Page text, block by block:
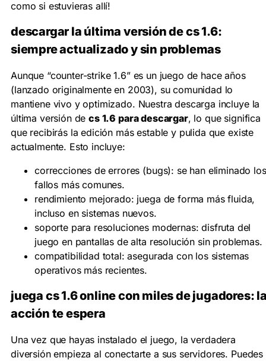
como si estuvieras allí!
descargar la última versión de cs 1.6:
siempre actualizado y sin problemas
Aunque “counter-strike 1.6” es un juego de hace años
(lanzado originalmente en 2003), su comunidad lo
mantiene vivo y optimizado. Nuestra descarga incluye la
última versión decs 1.6 para descargar, lo que significa
que recibirás la edición más estable y pulida que existe
actualmente. Esto incluye:
correcciones de errores (bugs): se han eliminado los
fallos más comunes.
rendimiento mejorado: juega de forma más fluida,
incluso en sistemas nuevos.
soporte para resoluciones modernas: disfruta del
juego en pantallas de alta resolución sin problemas.
compatibilidad total: asegurada con los sistemas
operativos más recientes.
juega cs 1.6 onlinecon miles de jugadores:
acción te espera
Una vez que hayas instalado el juego, la verdadera
diversión empieza al conectarte a sus servidores. Puedes